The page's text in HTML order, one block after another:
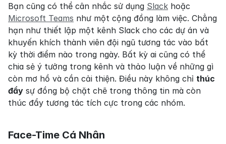
Bạn cũng có thể cân nhắc sử dụng Slack
Microsoft Teams như một cộng đồng làm việc. Chẳng
hạn như thiết lập một kênh Slack cho các dự án và
khuyến khích thành viên đội ngũ tương tác vào bất
kỳ thời điểm nào trong ngày. Bất kỳ ai cũng có thể
chia sẻ ý tưởng trong kênh và thảo luận về những gì
còn mơ hồ và cần cải thiện. Điều này không chỉ thúc
đẩy sự đồng bộ chặt chẽ trong thông tin mà còn
thúc đẩy tương tác tích cực trong các nhóm.
Face-Time Cá Nhân